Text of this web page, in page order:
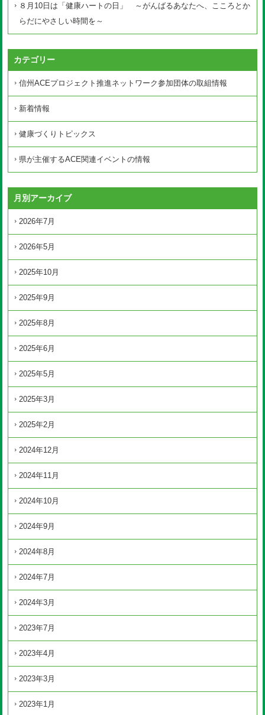
８月10日は「健康ハートの日」 ～がんばるあなたへ、こころとか
らだにやさしい時間を～
カテゴリー
信州ACEプロジェクト推進ネットワーク参加団体の取組情報
新着情報
健康づくりトピックス
県が主催するACE関連イベントの情報
月別アーカイブ
2026年7月
2026年5月
2025年10月
2025年9月
2025年8月
2025年6月
2025年5月
2025年3月
2025年2月
2024年12月
2024年11月
2024年10月
2024年9月
2024年8月
2024年7月
2024年3月
2023年7月
2023年4月
2023年3月
2023年1月